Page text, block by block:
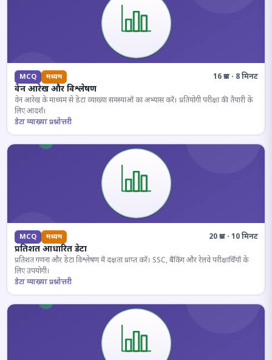
MCQ मध्यम 16 प्रश्न · 8 मिनट
वेन आरेख और विश्लेषण
वेन आरेख के माध्यम से डेटा व्याख्या समस्याओं का अभ्यास करें। प्रतियोगी परीक्षा की तैयारी के
लिए आदर्श।
डेटा व्याख्या प्रश्नोत्तरी
MCQ मध्यम 20 प्रश्न · 10 मिनट
प्रतिशत आधारित डेटा
प्रतिशत गणना और डेटा विश्लेषण में दक्षता प्राप्त करें। SSC, बैंकिंग और रेलवे परीक्षार्थियों के
लिए उपयोगी।
डेटा व्याख्या प्रश्नोत्तरी